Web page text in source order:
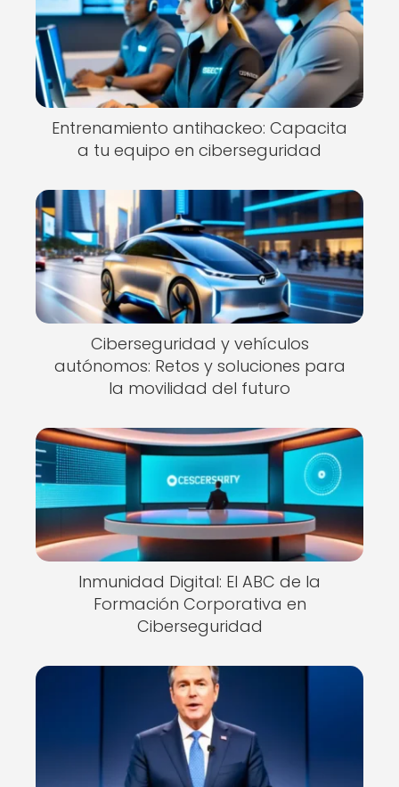
Entrenamiento antihackeo: Capacita
a tu equipo en ciberseguridad
Ciberseguridad y vehículos
autónomos: Retos y soluciones para
la movilidad del futuro
Inmunidad Digital: El ABC de la
Formación Corporativa en
Ciberseguridad